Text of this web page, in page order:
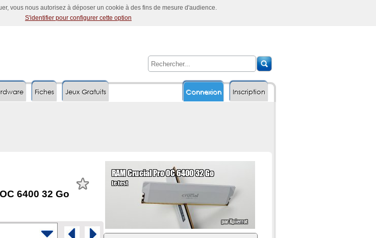
vous nous autorisez à déposer un cookie à des fins de mesure d'audience.
S'identifier pour configurer cette option
Inscription
Fiches Connexion
Jeux Gratuits
6400 32 Go